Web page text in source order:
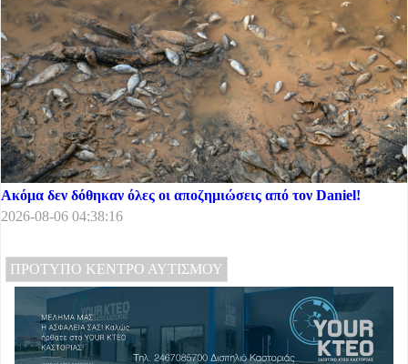
Ακόμα δεν δόθηκαν όλες οι αποζημιώσεις από τον Daniel!
2026-08-06 04:38:16
ΠΡΟΤΥΠΟ ΚΕΝΤΡΟ ΑΥΤΙΣΜΟΥ